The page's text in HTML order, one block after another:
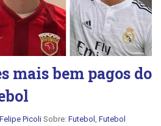
mais bem pagos do
Felipe Picoli Sobre: Futebol Futebol